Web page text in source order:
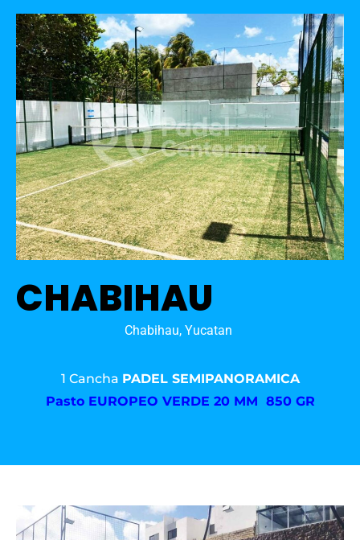
CHABIHAU
Chabihau, Yucatan
1 Cancha PADEL SEMIPANORAMICA
Pasto EUROPEO VERDE 20 MM 850 GR